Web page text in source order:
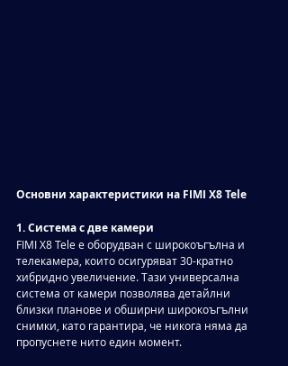
Основни характеристики на FIMI X8 Tele
1. Система с две камери
FIMI X8 Tele е оборудван с широкоъгълна и
телекамера, които осигуряват 30-кратно
хибридно увеличение. Тази универсална
система от камери позволява детайлни
близки планове и обширни широкоъгълни
снимки, като гарантира, че никога няма да
пропуснете нито един момент.